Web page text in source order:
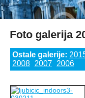
Foto galerija
Ostale galerije:
2008 2007 2006